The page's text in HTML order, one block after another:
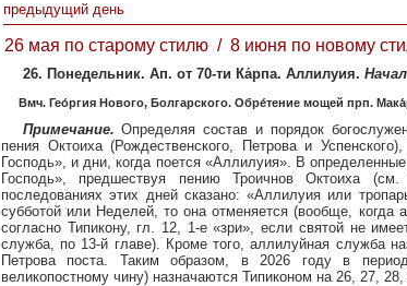
предыдущий день
26 мая по старому стилю / 8 июня по новому
26. Понедельник. Ап. от 70-ти Ка́рпа. Аллилуия.
Вмч. Гео́ргия Нового, Болгарского. Обре́тение мощей прп.
Примечание. Определяя состав и порядок
пения Октоиха (Рождественского, Петрова и
Господь», и дни, когда поется «Аллилуия». В
Господь», предшествуя пению Троичнов Октоиха
последованиях этих дней сказано: «Аллилуия или
субботой или Неделей, то она отменяется (вообще, когда
согласно Типикону, гл. 12, 1-е «зри», если святой не
служба, по 13-й главе). Кроме того, аллилуйная служба
Петрова поста. Таким образом, в 2026 году в
великопостному чину) назначаются Типиконом на 26, 27,